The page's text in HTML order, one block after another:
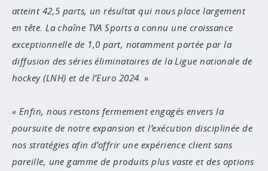
atteint 42,5 parts, un résultat qui nous place largement
en tête. La chaîne TVA Sports a connu une croissance
exceptionnelle de 1,0 part, notamment portée par la
diffusion des séries éliminatoires de la Ligue nationale de
hockey (LNH) et de l’Euro 2024.
Enfin, nous restons fermement engagés envers la
poursuite de notre expansion et l’exécution disciplinée de
nos stratégies afin d’offrir une expérience client sans
pareille, une gamme de produits plus vaste et des options